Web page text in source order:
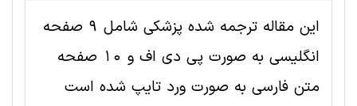
این مقاله ترجمه شده پزشکی شامل 9 صفحه
انگلیسی به صورت پی دی اف و 10 صفحه
متن فارسی به صورت ورد تایپ شده است